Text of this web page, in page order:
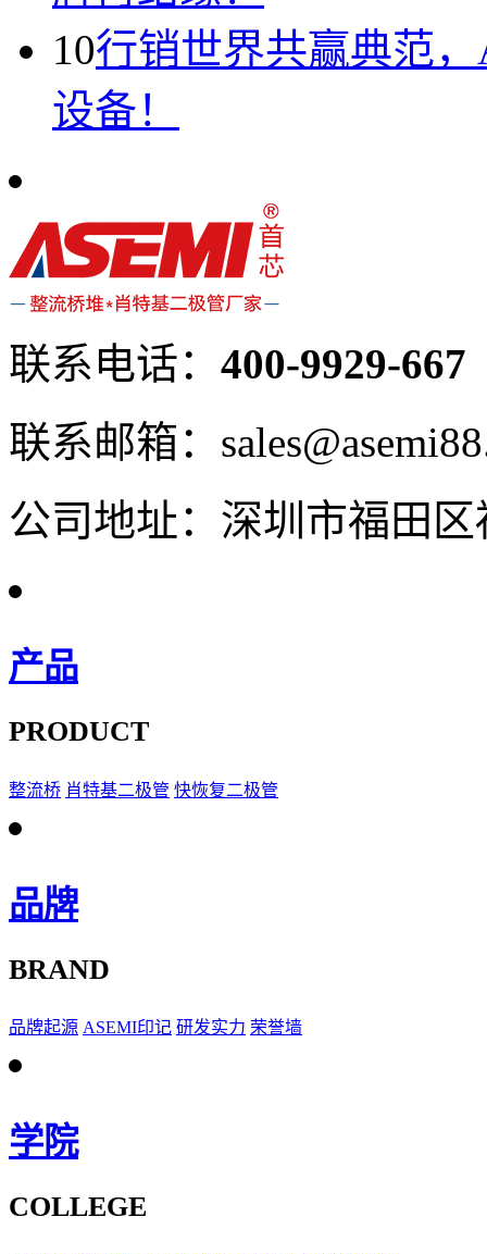
10行销世界共赢典范
设备！
联系电话： 400-9929-667
联系邮箱：
公司地址：深圳市福田
产品
PRODUCT
整流桥 肖特基二极管 快恢复二极管
品牌
BRAND
品牌起源 ASEMI印记 研发实力 荣誉墙
学院
COLLEGE